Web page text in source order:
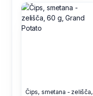
Čips, smetana - zelišča,